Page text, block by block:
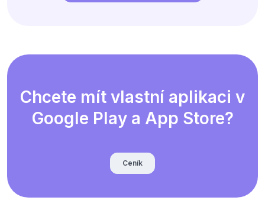
Chcete mít vlastní aplikaci v
Google Play a App Store?
Ceník